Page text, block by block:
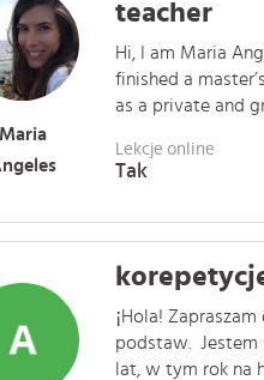
teacher
Hi, I am Maria
finished a
as a private and
Lekcje online
Tak
¡Hola!
podstaw. Jestem
lat, w tym rok na